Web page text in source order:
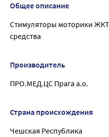
Общее описание
Стимуляторы моторики
средства
Производитель
ПРО.МЕД.ЦС Прага а.о.
Страна происхождения
Чешская Республика